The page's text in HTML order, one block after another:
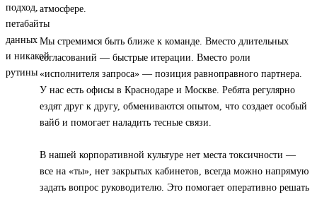
атмосфере.
Мы стремимся быть ближе к команде. Вместо длительных
согласований — быстрые итерации. Вместо роли
«исполнителя запроса» — позиция равноправного партнера.
У нас есть офисы в Краснодаре и Москве. Ребята регулярно
ездят друг к другу, обмениваются опытом, что создает особый
вайб и помогает наладить тесные связи.
В нашей корпоративной культуре нет места токсичности —
все на «ты», нет закрытых кабинетов, всегда можно напрямую
задать вопрос руководителю. Это помогает оперативно решать